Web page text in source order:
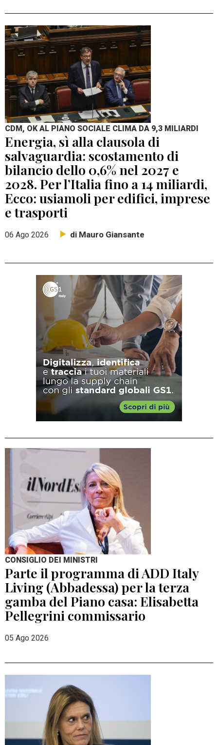
CDM, OK AL PIANO SOCIALE CLIMA DA 9,3 MILIARDI
Energia, sì alla clausola di
salvaguardia: scostamento di
bilancio dello 0,6% nel 2027 e
2028. Per l’Italia fino a 14 miliardi,
Ecco: usiamoli per edifici, imprese
e trasporti
06 Ago 2026 di Mauro Giansante
CONSIGLIO DEI MINISTRI
Parte il programma di ADD Italy
Living (Abbadessa) per la terza
gamba del Piano casa: Elisabetta
Pellegrini commissario
05 Ago 2026